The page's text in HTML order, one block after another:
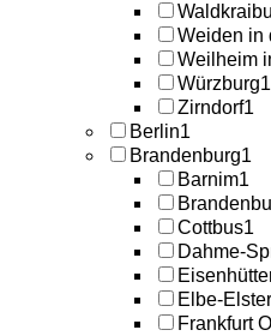
Weiden in
Weilheim
Würzburg1
Zirndorf1
Berlin1
Brandenburg1
Barnim1
Cottbus1
Dahme-
Elbe-Elster
Frankfurt